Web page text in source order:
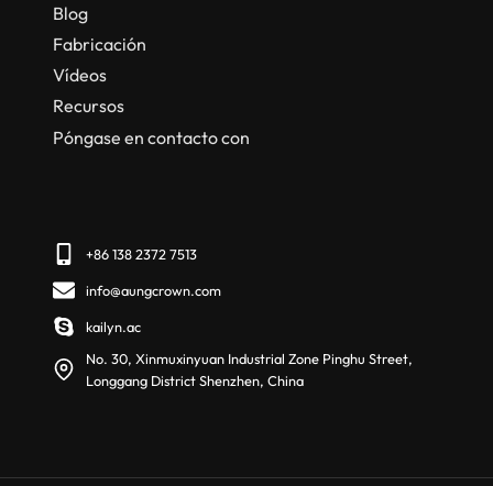
Blog
Fabricación
Vídeos
Recursos
Póngase en contacto con
+86 138 2372 7513
info@aungcrown.com
kailyn.ac
No. 30, Xinmuxinyuan Industrial Zone Pinghu Street,
Longgang District Shenzhen, China